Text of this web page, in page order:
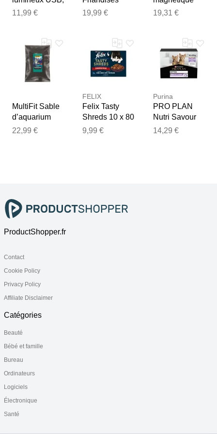
XS-XL 70 cm/ø
11,99 €
légères 10 x
19,99 €
effaçable 10
19,31 €
MultiFit Sable
d’aquarium
noir 0,5 - 0,6
22,99 €
FELIX
Felix Tasty
Shreds 10 x 80
g Variété de
9,99 €
Purina
PRO PLAN
Nutri Savour
Junior Dindon
14,29 €
ProductShopper.fr
Contact
Cookie Policy
Privacy Policy
Affiliate Disclaimer
Catégories
Beauté
Bébé et famille
Bureau
Ordinateurs
Logiciels
Électronique
Santé